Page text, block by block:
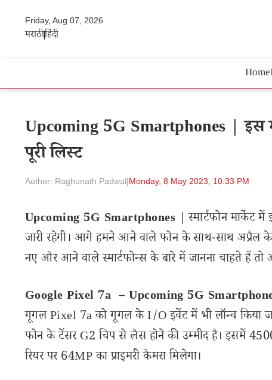
Friday, Aug 07, 2026
मराठीहिंदी
Home
Upcoming 5G Smartphones | इस
पूरी लिस्ट
Author: Raghunath Padwal|Monday, 8 May 2023, 10.33 PM
Upcoming 5G Smartphones | स्मार्टफोन
जारी रहेगी। आगे हमने आने वाले फोन के साथ-साथ अप्रैल
नए और आने वाले स्मार्टफोन्स के बारे में जानना चाहते हैं
Google Pixel 7a – Upcoming 5G
गूगल Pixel 7a को गूगल के I/O इवेंट में भी लॉन्च किया
फोन के टेंसर G2 चिप से लैस होने की उम्मीद है। इसमें
रियर पर 64MP का प्राइमरी कैमरा मिलेगा।